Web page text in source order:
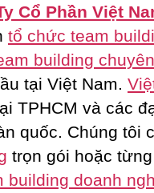
Cổ Phần Việt
tổ chức team
building
tại Việt Nam.
TPHCM và các
quốc. Chúng tôi
trọn gói hoặc
building doanh